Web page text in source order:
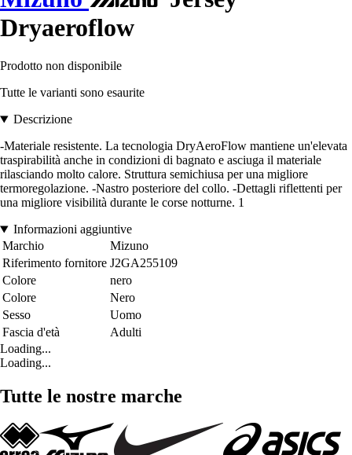
Dryaeroflow
Prodotto non disponibile
Tutte le varianti sono esaurite
Descrizione
-Materiale resistente. La tecnologia DryAeroFlow mantiene un'elevata
traspirabilità anche in condizioni di bagnato e asciuga il materiale
rilasciando molto calore. Struttura semichiusa per una migliore
termoregolazione. -Nastro posteriore del collo. -Dettagli riflettenti per
una migliore visibilità durante le corse notturne. 1
Informazioni aggiuntive
Marchio
Mizuno
Riferimento fornitore J2GA255109
Colore
nero
Colore
Nero
Sesso
Uomo
Fascia d'età
Adulti
Loading...
Loading...
Tutte le nostre marche